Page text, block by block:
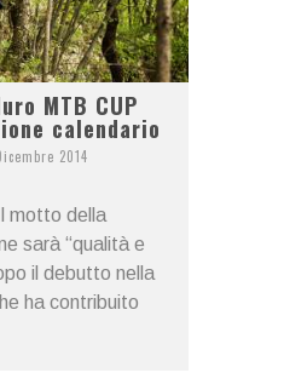
MTB CUP
calendario
2014
motto della
sarà “qualità e
il debutto nella
ha contribuito